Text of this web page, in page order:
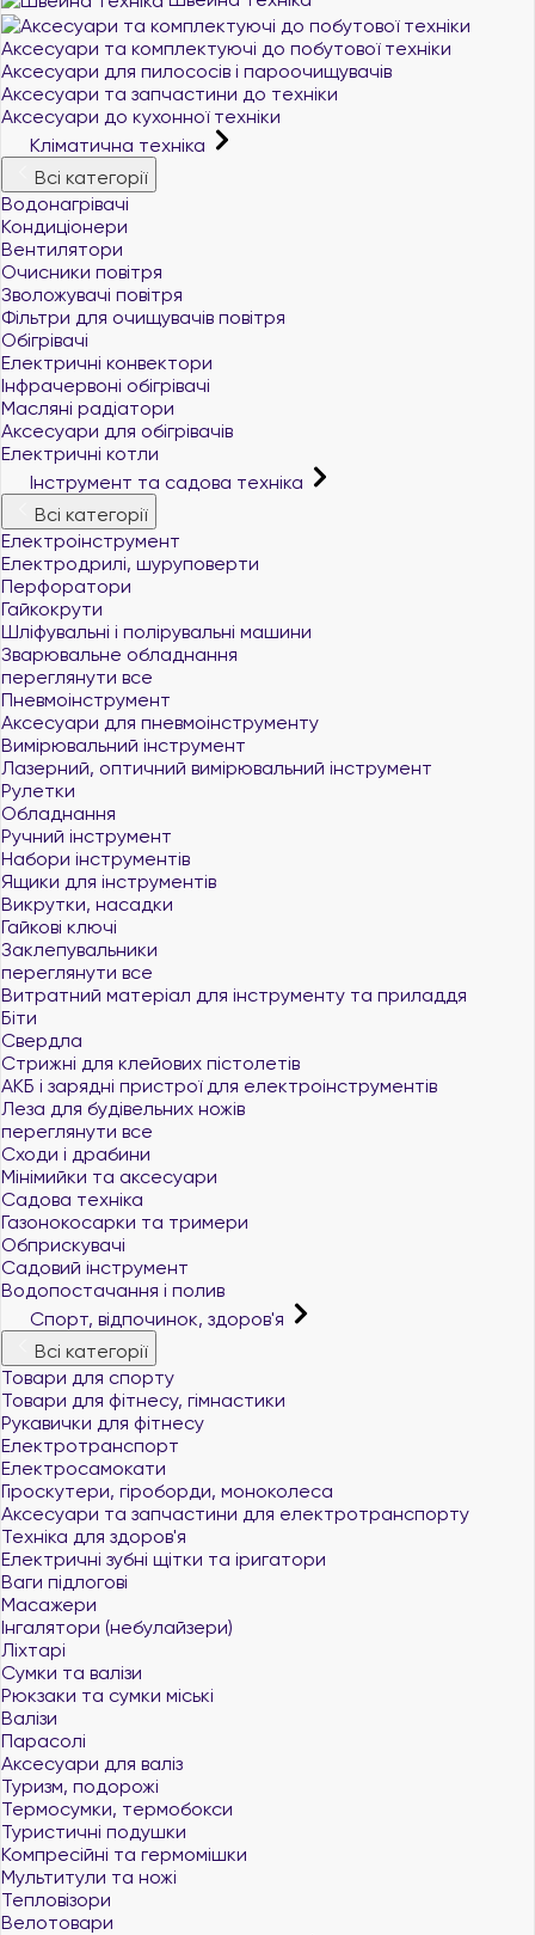
Аксесуари та комплектуючі до побутової техніки
Аксесуари для пилососів і пароочищувачів
Аксесуари та запчастини до техніки
Аксесуари до кухонної техніки
Кліматична техніка
Всі категорії
Водонагрівачі
Кондиціонери
Вентилятори
Очисники повітря
Зволожувачі повітря
Фільтри для очищувачів повітря
Обігрівачі
Електричні конвектори
Інфрачервоні обігрівачі
Масляні радіатори
Аксесуари для обігрівачів
Електричні котли
Інструмент та садова техніка
Всі категорії
Електроінструмент
Електродрилі, шуруповерти
Перфоратори
Гайкокрути
Шліфувальні і полірувальні машини
Зварювальне обладнання
переглянути все
Пневмоінструмент
Аксесуари для пневмоінструменту
Вимірювальний інструмент
Лазерний, оптичний вимірювальний інструмент
Рулетки
Обладнання
Ручний інструмент
Набори інструментів
Ящики для інструментів
Викрутки, насадки
Гайкові ключі
Заклепувальники
переглянути все
Витратний матеріал для інструменту та приладдя
Біти
Свердла
Стрижні для клейових пістолетів
АКБ і зарядні пристрої для електроінструментів
Леза для будівельних ножів
переглянути все
Сходи і драбини
Мінімийки та аксесуари
Садова техніка
Газонокосарки та тримери
Обприскувачі
Садовий інструмент
Водопостачання і полив
Спорт, відпочинок, здоров'я
Всі категорії
Товари для спорту
Товари для фітнесу, гімнастики
Рукавички для фітнесу
Електротранспорт
Електросамокати
Гіроскутери, гіроборди, моноколеса
Аксесуари та запчастини для електротранспорту
Техніка для здоров'я
Електричні зубні щітки та іригатори
Ваги підлогові
Масажери
Інгалятори (небулайзери)
Ліхтарі
Сумки та валізи
Рюкзаки та сумки міські
Валізи
Парасолі
Аксесуари для валіз
Туризм, подорожі
Термосумки, термобокси
Туристичні подушки
Компресійні та гермомішки
Мультитули та ножі
Тепловізори
Велотовари